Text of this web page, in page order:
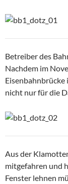
Betreiber des
Nachdem im
nicht nur für die
Aus der
mitgefahren und
Fenster lehnen